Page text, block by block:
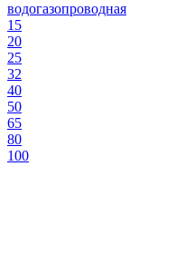
водогазопроводная
15
20
25
32
40
50
65
80
100